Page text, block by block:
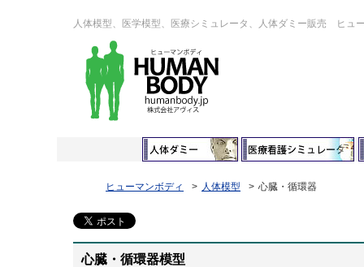
人体模型、医学模型、医療シミュレータ、人体ダミー販売 ヒュ
ヒューマンボディ 人体模型 心臓・循環器
心臓・循環器模型